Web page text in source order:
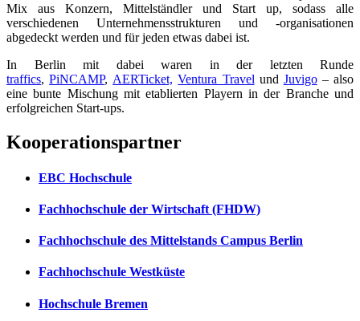
Mix aus Konzern, Mittelständler und Start up, sodass alle
verschiedenen Unternehmensstrukturen und -organisationen
abgedeckt werden und für jeden etwas dabei ist.
In Berlin mit dabei waren in der letzten Runde
traffics,PiNCAMP, AERTicket, Ventura Travel und Juvigo– also
eine bunte Mischung mit etablierten Playern in der Branche und
erfolgreichen Start-ups.
Kooperationspartner
EBC Hochschule
Fachhochschule der Wirtschaft (FHDW)
Fachhochschule des Mittelstands Campus Berlin
Fachhochschule Westküste
Hochschule Bremen